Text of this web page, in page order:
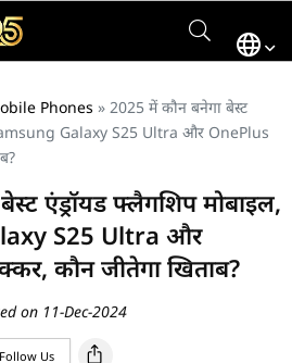
Phones » 2025 में कौन बनेगा बेस्ट
Galaxy S25 Ultra और OnePlus
एंड्रॉयड फ्लैगशिप मोबाइल,
S25 Ultra और
कौन जीतेगा खिताब?
on 11-Dec-2024
Follow Us